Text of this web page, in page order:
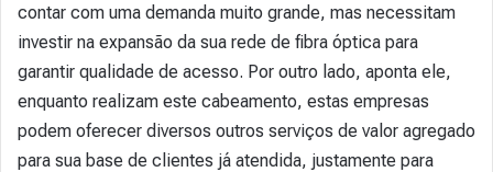
contar com uma demanda muito grande, mas necessitam
investir na expansão da sua rede de fibra óptica para
garantir qualidade de acesso. Por outro lado, aponta ele,
enquanto realizam este cabeamento, estas empresas
podem oferecer diversos outros serviços de valor agregado
para sua base de clientes já atendida, justamente para